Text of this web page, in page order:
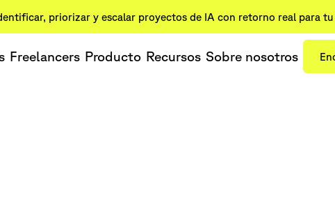
priorizar y escalar proyectos de IA con retorno real para tu
Freelancers Producto Recursos Sobre nosotros